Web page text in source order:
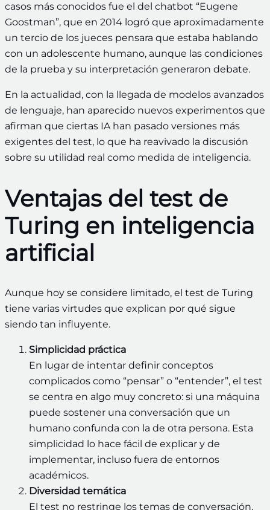
casos más conocidos fue el del chatbot “Eugene
Goostman”, que en 2014 logró que aproximadamente
un tercio de los jueces pensara que estaba hablando
con un adolescente humano, aunque las condiciones
de la prueba y su interpretación generaron debate.
En la actualidad, con la llegada de modelos avanzados
de lenguaje, han aparecido nuevos experimentos que
afirman que ciertas IA han pasado versiones más
exigentes del test, lo que ha reavivado la discusión
sobre su utilidad real como medida de inteligencia.
Ventajas del test de
Turing en inteligencia
artificial
Aunque hoy se considere limitado, el test de Turing
tiene varias virtudes que explican por qué sigue
siendo tan influyente.
Simplicidad práctica
En lugar de intentar definir conceptos
complicados como “pensar” o “entender”, el test
se centra en algo muy concreto: si una máquina
puede sostener una conversación que un
humano confunda con la de otra persona. Esta
simplicidad lo hace fácil de explicar y de
implementar, incluso fuera de entornos
académicos.
Diversidad temática
El test no restringe los temas de conversación,